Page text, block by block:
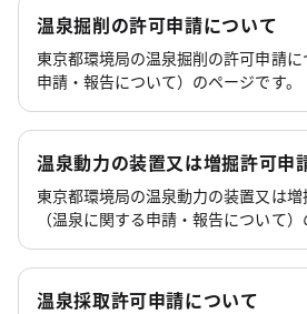
温泉掘削の許可申請について
東京都環境局の温泉掘削の許可申請
申請・報告について）のページです。
温泉動力の装置又は増掘許可申
東京都環境局の温泉動力の装置又は
（温泉に関する申請・報告について）
温泉採取許可申請について